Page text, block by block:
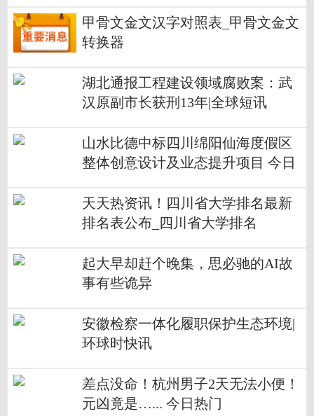
甲骨文金文汉字对照表_甲骨文金文
转换器
湖北通报工程建设领域腐败案：武
汉原副市长获刑13年|全球短讯
山水比德中标四川绵阳仙海度假区
整体创意设计及业态提升项目 今日
天天热资讯！四川省大学排名最新
排名表公布_四川省大学排名
起大早却赶个晚集，思必驰的AI故
事有些诡异
安徽检察一体化履职保护生态环境|
环球时快讯
差点没命！杭州男子2天无法小便！
元凶竟是…... 今日热门